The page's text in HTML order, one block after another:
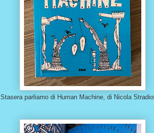
Stasera parliamo di Human Machine, di Nicola